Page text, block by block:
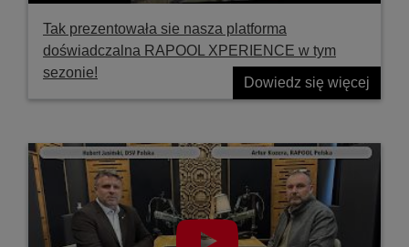
Tak prezentowała sie nasza platforma
doświadczalna RAPOOL XPERIENCE w tym
sezonie!
Dowiedz się więcej